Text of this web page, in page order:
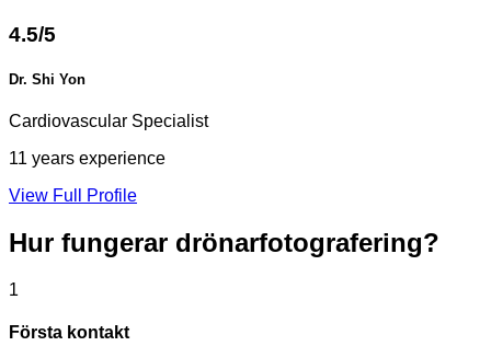
4.5/5
Dr. Shi Yon
Cardiovascular Specialist
11 years experience
View Full Profile
Hur fungerar drönarfotografering?
1
Första kontakt